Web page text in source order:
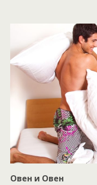
Овен и Овен